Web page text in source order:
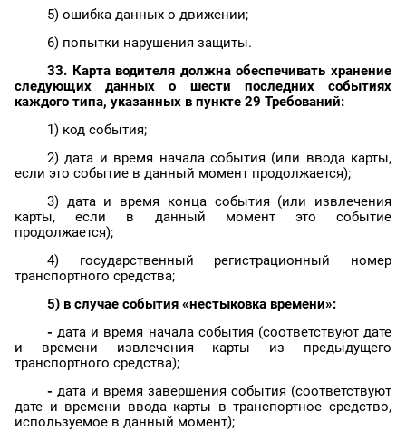
5) ошибка данных о движении;
6) попытки нарушения защиты.
33. Карта водителя должна обеспечивать хранение
следующих данных о шести последних событиях
каждого типа, указанных в пункте 29 Требований:
1) код события;
2) дата и время начала события (или ввода карты,
если это событие в данный момент продолжается);
3) дата и время конца события (или извлечения
карты, если в данный момент это событие
продолжается);
4) государственный регистрационный номер
транспортного средства;
5) в случае события «нестыковка времени»:
-дата и время начала события (соответствуют дате
и времени извлечения карты из предыдущего
транспортного средства);
- дата и время завершения события (соответствуют
дате и времени ввода карты в транспортное средство,
используемое в данный момент);